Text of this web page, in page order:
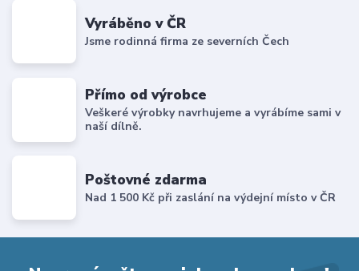
Vyráběno v ČR
Jsme rodinná firma ze severních Čech
Přímo od výrobce
Veškeré výrobky navrhujeme a vyrábíme sami v
naší dílně.
Poštovné zdarma
Nad 1 500 Kč při zaslání na výdejní místo v ČR